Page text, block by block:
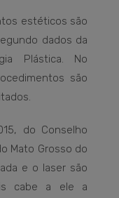
estéticos são
dados da
Plástica. No
são
do Conselho
Mato Grosso do
e o laser são
cabe a ele a